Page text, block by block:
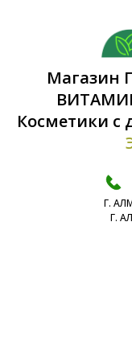
Магазин
Косметики с
Г.
Г.